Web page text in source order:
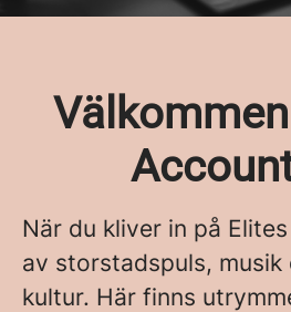
När du kliver in på
av storstadspuls,
kultur. Här finns